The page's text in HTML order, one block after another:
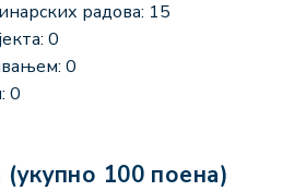
радова: 15
0
0
0
(укупно 100 поена)